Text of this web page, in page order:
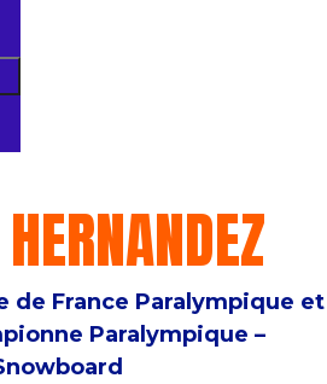
de France Paralympique et
Paralympique –